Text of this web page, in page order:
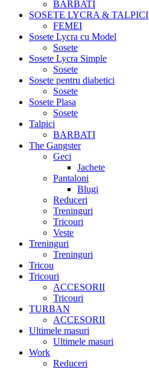
BARBATI
SOSETE LYCRA & TALPICI
FEMEI
Sosete Lycra cu Model
Sosete
Sosete Lycra Simple
Sosete
Sosete pentru diabetici
Sosete
Sosete Plasa
Sosete
Talpici
BARBATI
The Gangster
Geci
Jachete
Pantaloni
Blugi
Reduceri
Treninguri
Tricouri
Veste
Treninguri
Treninguri
Tricou
Tricouri
ACCESORII
Tricouri
TURBAN
ACCESORII
Ultimele masuri
Ultimele masuri
Work
Reduceri